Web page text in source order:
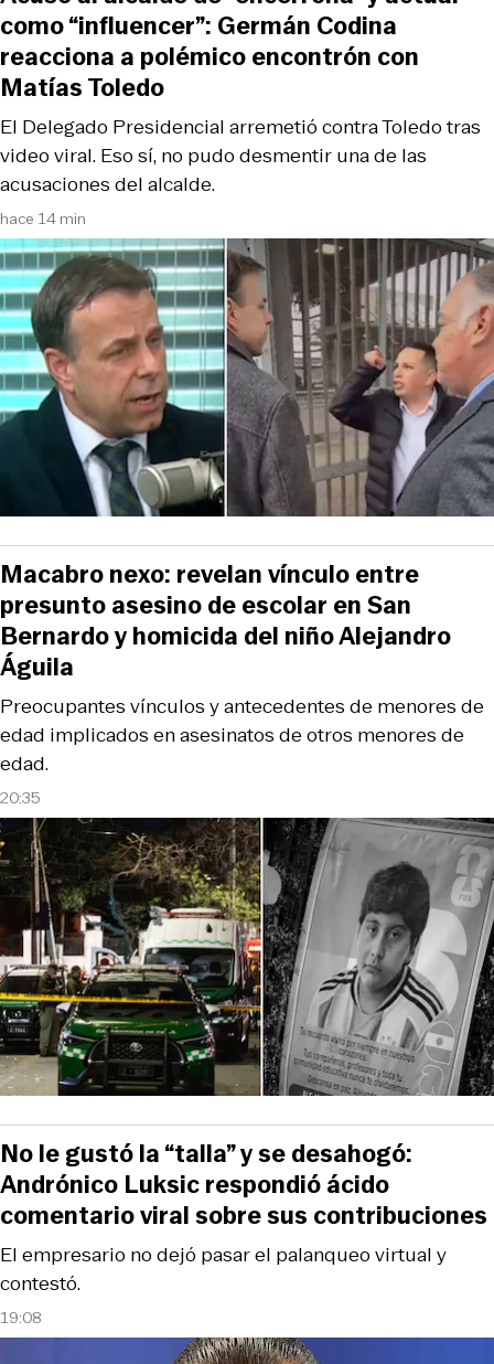
hace 14 min
El Delegado Presidencial arremetió contra Toledo tras
video viral. Eso sí, no pudo desmentir una de las
acusaciones del alcalde.
como “influencer”: Germán Codina
reacciona a polémico encontrón con
Matías Toledo
20:35
Preocupantes vínculos y antecedentes de menores de
edad implicados en asesinatos de otros menores de
edad.
Macabro nexo: revelan vínculo entre
presunto asesino de escolar en San
Bernardo y homicida del niño Alejandro
Águila
19:08
El empresario no dejó pasar el palanqueo virtual y
contestó.
No le gustó la “talla” y se desahogó:
Andrónico Luksic respondió ácido
comentario viral sobre sus contribuciones